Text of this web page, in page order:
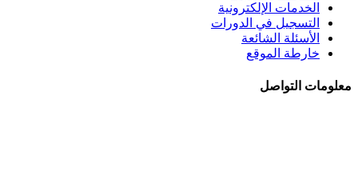
الخدمات الإلكترونية
التسجيل في الدورات
الأسئلة الشائعة
خارطة الموقع
معلومات التواصل